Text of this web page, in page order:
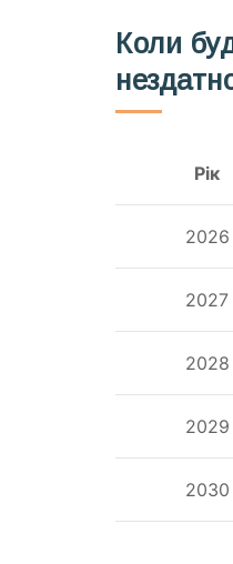
Коли
Рік
2026
2027
2028
2029
2030